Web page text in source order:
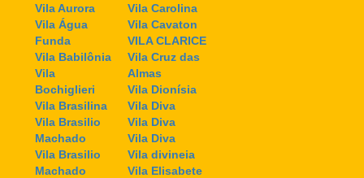
Vila Aurora
Vila Água
Funda
Vila Babilônia
Vila
Bochiglieri
Vila Brasilina
Vila Brasilio
Machado
Vila Brasilio
Machado
Vila Carolina
Vila Cavaton
VILA CLARICE
Vila Cruz das
Almas
Vila Dionísia
Vila Diva
Vila Diva
Vila Diva
Vila divineia
Vila Elisabete